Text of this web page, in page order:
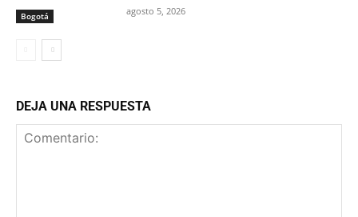
Bogotá agosto 5, 2026
DEJA UNA RESPUESTA